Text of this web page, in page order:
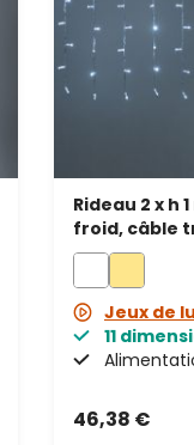
Rideau 2 x h
froid, câble
prolongeable
Jeux de
11
46,38 €